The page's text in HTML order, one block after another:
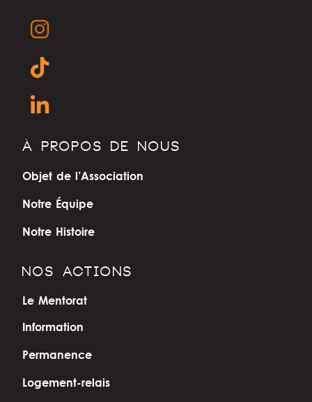
À PROPOS DE NOUS
Objet de l’Association
Notre Équipe
Notre Histoire
NOS ACTIONS
Le Mentorat
Information
Permanence
Logement-relais